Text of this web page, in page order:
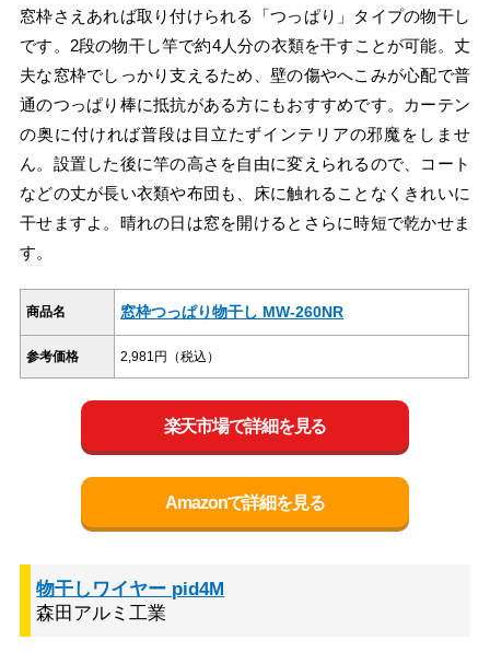
窓枠さえあれば取り付けられる「つっぱり」タイプの物干し
です。2段の物干し竿で約4人分の衣類を干すことが可能。丈
夫な窓枠でしっかり支えるため、壁の傷やへこみが心配で普
通のつっぱり棒に抵抗がある方にもおすすめです。カーテン
の奥に付ければ普段は目立たずインテリアの邪魔をしませ
ん。設置した後に竿の高さを自由に変えられるので、コート
などの丈が長い衣類や布団も、床に触れることなくきれいに
干せますよ。晴れの日は窓を開けるとさらに時短で乾かせま
す。
商品名 窓枠つっぱり物干し MW-260NR
参考価格 2,981円（税込）
楽天市場で詳細を見る
Amazonで詳細を見る
物干しワイヤー pid4M
森田アルミ工業